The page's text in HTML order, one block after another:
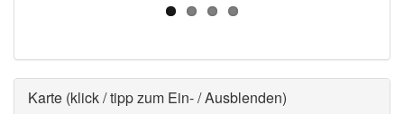
Ausblenden
Karte (klick / tipp zum Ein- / Ausblenden)